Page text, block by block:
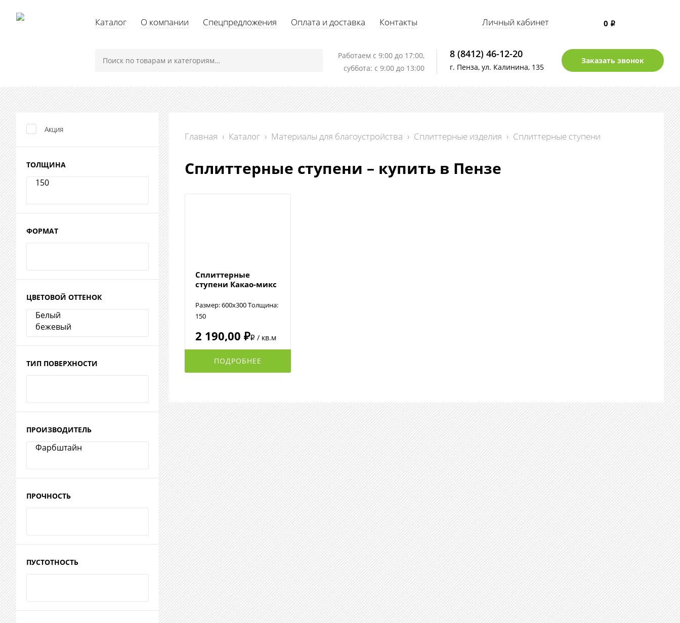
Каталог О компании Спецпредложения Оплата и доставка Контакты Личный кабинет 0 i
Работаем c 9:00 до 17:00,
суббота: с 9:00 до 13:00
8 (8412) 46-12-20
г. Пенза, ул. Калинина, 135
Заказать звонок
Главная › Каталог › Материалы для благоустройства › Сплиттерные изделия › Сплиттерные ступени
Сплиттерные ступени – купить в Пензе
Сплиттерные
ступени Какао-микс
Размер: 600х300 Толщина:
150
2 190,00 ₽i / кв.м
ПОДРОБНЕЕ
Акция
ТОЛЩИНА
ФОРМАТ
ЦВЕТОВОЙ ОТТЕНОК
ТИП ПОВЕРХНОСТИ
ПРОИЗВОДИТЕЛЬ
ПРОЧНОСТЬ
ПУСТОТНОСТЬ